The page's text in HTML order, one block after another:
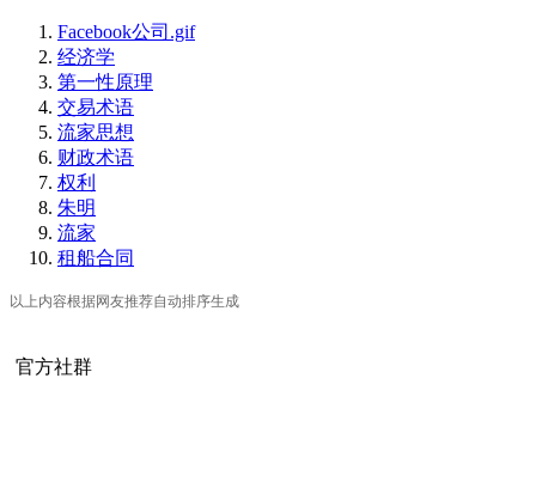
Facebook公司.gif
经济学
第一性原理
交易术语
流家思想
财政术语
权利
朱明
流家
租船合同
以上内容根据网友推荐自动排序生成
官方社群